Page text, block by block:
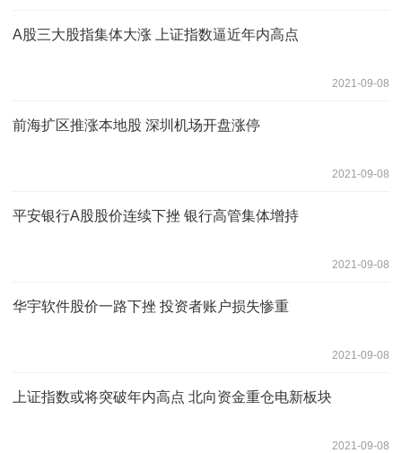
A股三大股指集体大涨 上证指数逼近年内高点
2021-09-08
前海扩区推涨本地股 深圳机场开盘涨停
2021-09-08
平安银行A股股价连续下挫 银行高管集体增持
2021-09-08
华宇软件股价一路下挫 投资者账户损失惨重
2021-09-08
上证指数或将突破年内高点 北向资金重仓电新板块
2021-09-08